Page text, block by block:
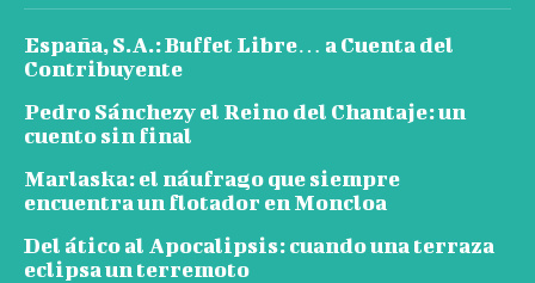
España, S.A.: Buffet Libre… a Cuenta del
Contribuyente
Pedro Sánchezy el Reino del Chantaje: un
cuento sin final
Marlaska: el náufrago que siempre
encuentra un flotador en Moncloa
Del ático al Apocalipsis: cuando una terraza
eclipsa un terremoto